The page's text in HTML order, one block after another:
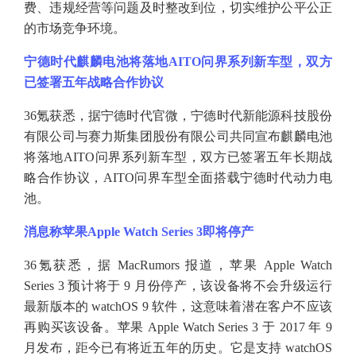
费、违规经营等问题及时整改到位，切实维护公平公正
的市场竞争环境。
宁德时代麒麟电池将落地AITO问界系列新车型，双方
已签署五年战略合作协议
36氪获悉，据宁德时代官微，宁德时代新能源科技股份
有限公司与赛力斯集团股份有限公司共同宣布麒麟电池
将落地AITO问界系列新车型，双方已签署五年长期战
略合作协议，AITO问界车型全面搭载宁德时代动力电
池。
消息称苹果Apple Watch Series 3即将停产
36氪获悉，据 MacRumors 报道，苹果 Apple Watch
Series 3 预计将于 9 月份停产，该设备将不会升级运行
最新版本的 watchOS 9 软件，这意味着潜在客户不应该
再购买该设备。苹果 Apple Watch Series 3 于 2017 年 9
月发布，距今已有将近五年的历史。它是支持 watchOS